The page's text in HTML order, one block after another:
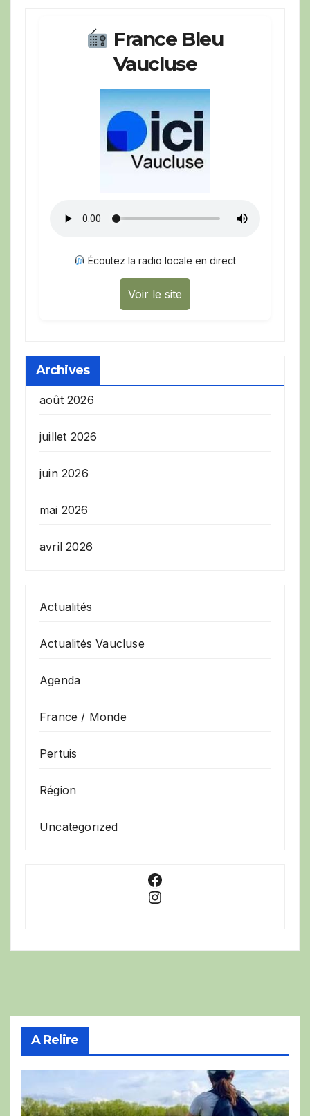
France Bleu
Vaucluse
Écoutez la radio locale en direct
Voir le site
Archives
août 2026
juillet 2026
juin 2026
mai 2026
avril 2026
Actualités
Actualités Vaucluse
Agenda
France / Monde
Pertuis
Région
Uncategorized
Facebook
Instagram
A Relire